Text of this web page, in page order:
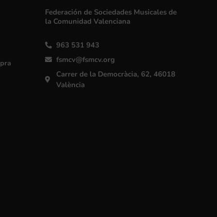
Federación de Sociedades Musicales de
la Comunidad Valenciana
963 531 943
fsmcv@fsmcv.org
Carrer de la Democràcia, 62, 46018
València